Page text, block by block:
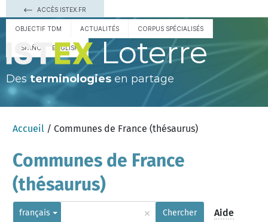
ACCÈS ISTEX.FR
OBJECTIF TDM ACTUALITÉS CORPUS SPÉCIALISÉS
ESPAÑOL ENGLISH Loterre
Des terminologies en partage
Accueil / Communes de France (thésaurus)
Communes de France
(thésaurus)
français × Chercher Aide